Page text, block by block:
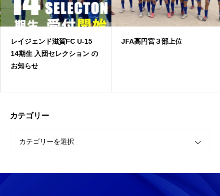
レイジェンド滋賀FC U-15
14期生 入団セレクション の
お知らせ
JFA高円宮３部上位
カテゴリー
カテゴリーを選択